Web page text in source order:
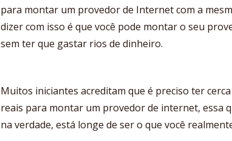
para montar um provedor de Internet com a
dizer com isso é que você pode montar o seu
sem ter que gastar rios de dinheiro.
Muitos iniciantes acreditam que é preciso ter
reais para montar um provedor de internet, essa
na verdade, está longe de ser o que você